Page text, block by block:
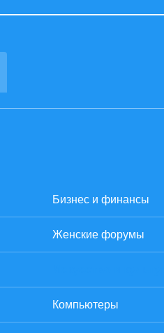
Бизнес и финансы
Женские форумы
Компьютеры